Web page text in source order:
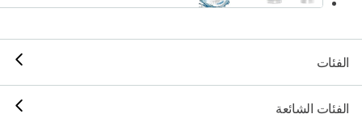
الفئات
الفئات الشائعة